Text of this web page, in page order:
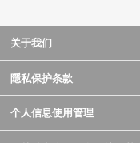
关于我们
隱私保护条款
个人信息使用管理